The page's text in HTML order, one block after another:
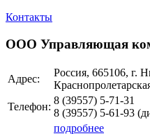
Контакты
ООО Управляющая
Адрес:
Россия, 665106, г.
Телефон:
8 (39557) 5-71-31
8 (39557) 5-61-93
подробнее